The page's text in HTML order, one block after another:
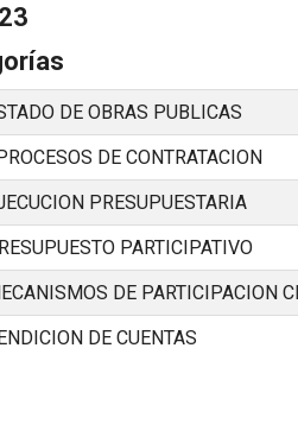
DE OBRAS PUBLICAS
DE CONTRATACION
PRESUPUESTARIA
PARTICIPATIVO
DE PARTICIPACION
DE CUENTAS